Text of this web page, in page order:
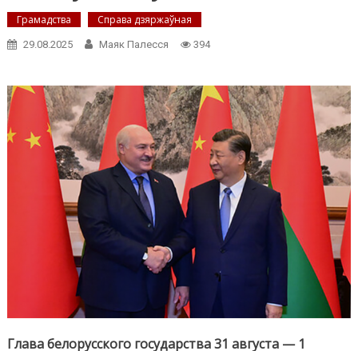
Грамадства Справа дзяржаўная
29.08.2025 Маяк Палесся 394
Глава белорусского государства 31 августа — 1